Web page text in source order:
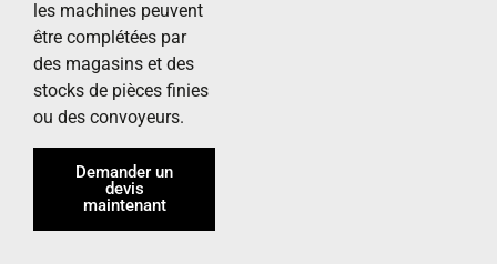
les machines peuvent
être complétées par
des magasins et des
stocks de pièces finies
ou des convoyeurs.
Demander un
devis
maintenant